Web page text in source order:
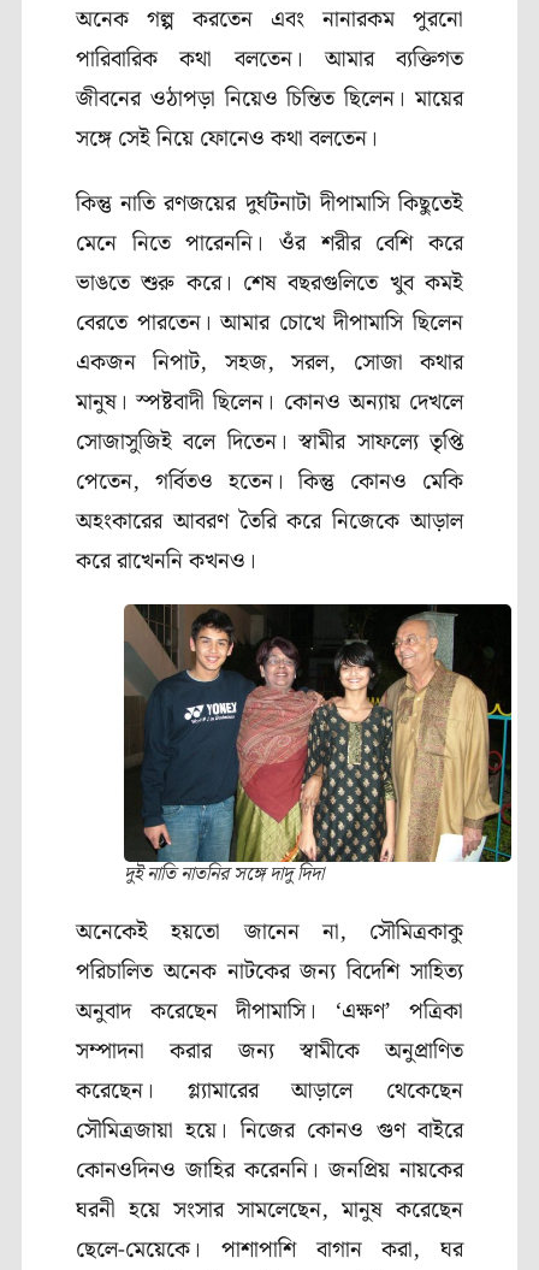
অনেক গল্প করতেন এবং নানারকম পুরনো
পারিবারিক কথা বলতেন। আমার ব্যক্তিগত
জীবনের ওঠাপড়া নিয়েও চিন্তিত ছিলেন। মায়ের
সঙ্গে সেই নিয়ে ফোনেও কথা বলতেন।
কিন্তু নাতি রণজয়ের দুর্ঘটনাটা দীপামাসি কিছুতেই
মেনে নিতে পারেননি। ওঁর শরীর বেশি করে
ভাঙতে শুরু করে। শেষ বছরগুলিতে খুব কমই
বেরতে পারতেন। আমার চোখে দীপামাসি ছিলেন
একজন নিপাট, সহজ, সরল, সোজা কথার
মানুষ। স্পষ্টবাদী ছিলেন। কোনও অন্যায় দেখলে
সোজাসুজিই বলে দিতেন। স্বামীর সাফল্যে তৃপ্তি
পেতেন, গর্বিতও হতেন। কিন্তু কোনও মেকি
অহংকারের আবরণ তৈরি করে নিজেকে আড়াল
করে রাখেননি কখনও।
দুই নাতি নাতনির সঙ্গে দাদু দিদা
অনেকেই হয়তো জানেন না, সৌমিত্রকাকু
পরিচালিত অনেক নাটকের জন্য বিদেশি সাহিত্য
অনুবাদ করেছেন দীপামাসি। ‘এক্ষণ’ পত্রিকা
সম্পাদনা করার জন্য স্বামীকে অনুপ্রাণিত
করেছেন। গ্ল্যামারের আড়ালে থেকেছেন
সৌমিত্রজায়া হয়ে। নিজের কোনও গুণ বাইরে
কোনওদিনও জাহির করেননি। জনপ্রিয় নায়কের
ঘরনী হয়ে সংসার সামলেছেন, মানুষ করেছেন
ছেলে-মেয়েকে। পাশাপাশি বাগান করা, ঘর